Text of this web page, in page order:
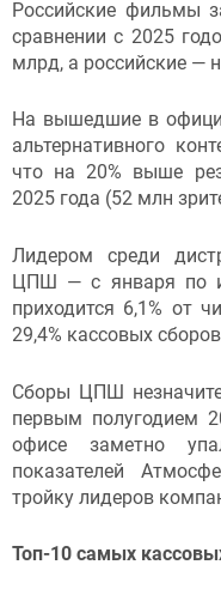
Российские фильмы
сравнении с 2025
млрд, а российские —
На вышедшие в
альтернативного
что на 20% выше
2025 года (52 млн
Лидером среди
ЦПШ — с января по
приходится 6,1% от
29,4% кассовых
Сборы ЦПШ
первым полугодием
офисе заметно
показателей
тройку лидеров
Топ-10 самых